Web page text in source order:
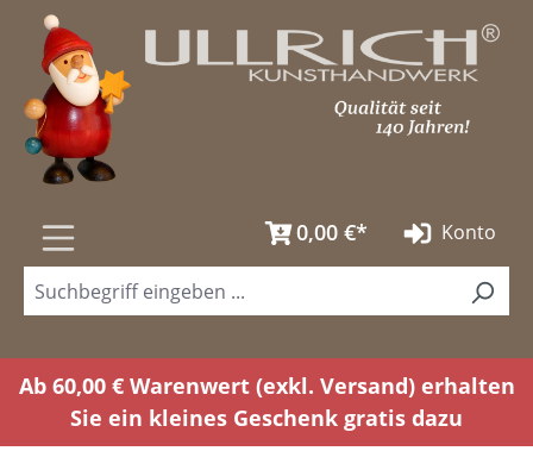
Zum Hauptinhalt springen
0,00 €* Konto
Ab 60,00 € Warenwert (exkl. Versand) erhalten
Sie ein kleines Geschenk gratis dazu